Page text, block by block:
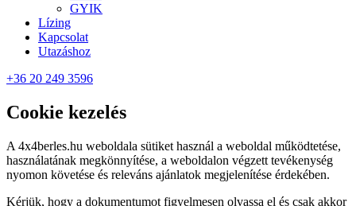
GYIK
Lízing
Kapcsolat
Utazáshoz
+36 20 249 3596
Cookie kezelés
A 4x4berles.hu weboldala sütiket használ a weboldal működtetése,
használatának megkönnyítése, a weboldalon végzett tevékenység
nyomon követése és releváns ajánlatok megjelenítése érdekében.
Kérjük, hogy a dokumentumot figyelmesen olvassa el és csak akkor